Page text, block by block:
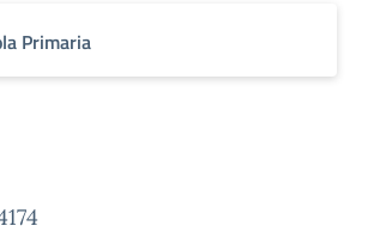
Primaria